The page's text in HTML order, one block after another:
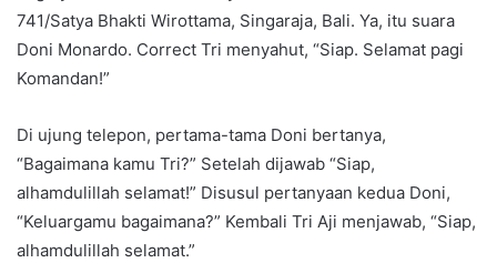
741/Satya Bhakti Wirottama, Singaraja, Bali. Ya, itu suara
Doni Monardo. Correct Tri menyahut, “Siap. Selamat pagi
Komandan!”
Di ujung telepon, pertama-tama Doni bertanya,
“Bagaimana kamu Tri?” Setelah dijawab “Siap,
alhamdulillah selamat!” Disusul pertanyaan kedua Doni,
“Keluargamu bagaimana?” Kembali Tri Aji menjawab, “Siap,
alhamdulillah selamat.”